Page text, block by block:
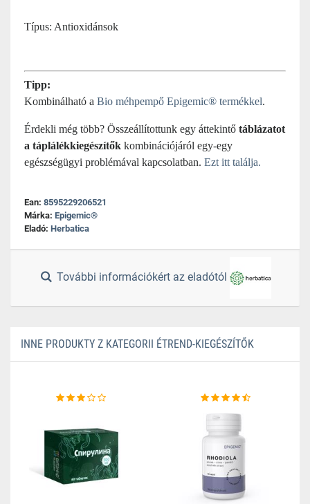
Típus: Antioxidánsok
Tipp:
Kombinálható a Bio méhpempő Epigemic® termékkel.
Érdekli még több? Összeállítottunk egy áttekintő táblázatot
a táplálékkiegészítők kombinációjáról egy-egy
egészségügyi problémával kapcsolatban. Ezt itt találja.
Ean: 8595229206521
Márka: Epigemic®
Eladó: Herbatica
További információkért az eladótól
INNE PRODUKTY Z KATEGORII ÉTREND-KIEGÉSZÍTŐK